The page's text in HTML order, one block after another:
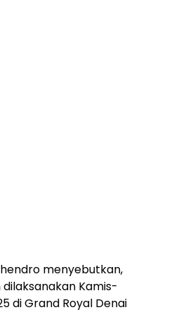
menyebutkan,
Kamis-
di Grand Royal Denai